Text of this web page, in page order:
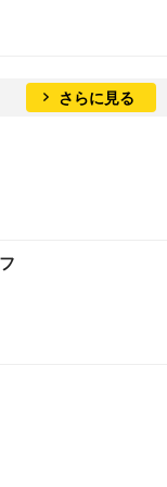
さらに見る